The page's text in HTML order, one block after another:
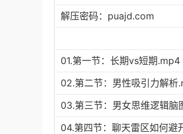
解压密码：puajd.com
01.第一节：长期vs短期.mp4
02.第二节：男性吸引力解析
03.第三节：男女思维逻辑脑
04.第四节：聊天雷区如何避